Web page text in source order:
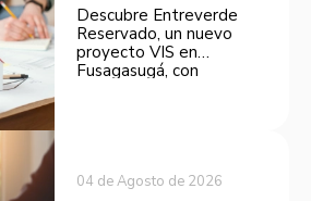
Descubre Entreverde
Reservado, un nuevo
proyecto VIS en
Fusagasugá, con
04 de Agosto de 2026